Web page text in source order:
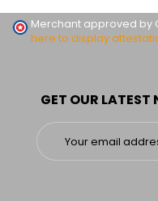
GET OUR LATEST
Merchant approved by
here to display